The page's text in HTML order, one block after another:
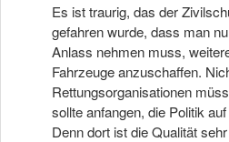
Es ist traurig, das der
gefahren wurde, dass man
Anlass nehmen muss,
Fahrzeuge anzuschaffen.
Rettungsorganisationen
sollte anfangen, die Politik
Denn dort ist die Qualität